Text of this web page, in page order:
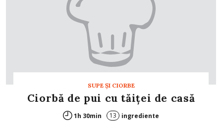
SUPE ŞI CIORBE
Ciorbă de pui cu tăiţei de casă
1h 30min 13 ingrediente